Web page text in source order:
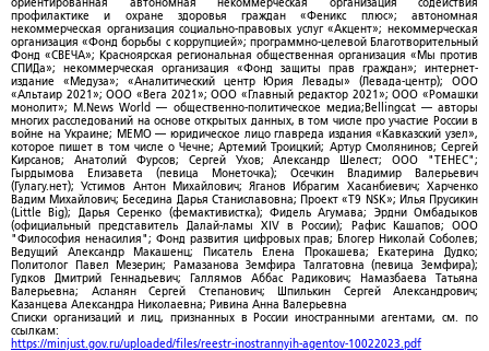
ориентированная автономная некоммерческая организация содействия
профилактике и охране здоровья граждан «Феникс плюс»; автономная
некоммерческая организация социально-правовых услуг «Акцент»; некоммерческая
организация «Фонд борьбы с коррупцией»; программно-целевой Благотворительный
Фонд «СВЕЧА»; Красноярская региональная общественная организация «Мы против
СПИДа»; некоммерческая организация «Фонд защиты прав граждан»; интернет-
издание «Медуза»; «Аналитический центр Юрия Левады» (Левада-центр); ООО
«Альтаир 2021»; ООО «Вега 2021»; ООО «Главный редактор 2021»; ООО «Ромашки
монолит»; M.News World — общественно-политическое медиа;Bellingcat — авторы
многих расследований на основе открытых данных, в том числе про участие России в
войне на Украине; МЕМО — юридическое лицо главреда издания «Кавказский узел»,
которое пишет в том числе о Чечне; Артемий Троицкий; Артур Смолянинов; Сергей
Кирсанов; Анатолий Фурсов; Сергей Ухов; Александр Шелест; ООО "ТЕНЕС";
Гырдымова Елизавета (певица Монеточка); Осечкин Владимир Валерьевич
(Гулагу.нет); Устимов Антон Михайлович; Яганов Ибрагим Хасанбиевич; Харченко
Вадим Михайлович; Беседина Дарья Станиславовна; Проект «T9 NSK»; Илья Прусикин
(Little Big); Дарья Серенко (фемактивистка); Фидель Агумава; Эрдни Омбадыков
(официальный представитель Далай-ламы XIV в России); Рафис Кашапов; ООО
"Философия ненасилия"; Фонд развития цифровых прав; Блогер Николай Соболев;
Ведущий Александр Макашенц; Писатель Елена Прокашева; Екатерина Дудко;
Политолог Павел Мезерин; Рамазанова Земфира Талгатовна (певица Земфира);
Гудков Дмитрий Геннадьевич; Галлямов Аббас Радикович; Намазбаева Татьяна
Валерьевна; Асланян Сергей Степанович; Шпилькин Сергей Александрович;
Казанцева Александра Николаевна; Ривина Анна Валерьевна
Списки организаций и лиц, признанных в России иностранными агентами, см. по
ссылкам:
https://minjust.gov.ru/uploaded/files/reestr-inostrannyih-agentov-10022023.pdf